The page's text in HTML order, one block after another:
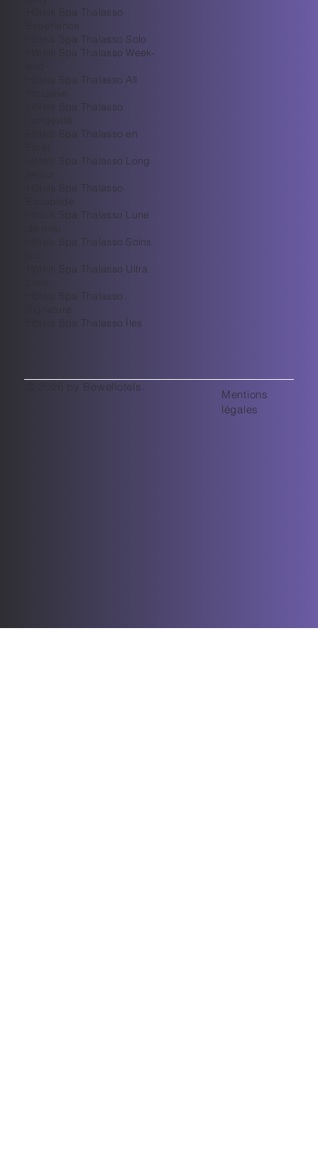
Hôtels Spa Thalasso
Expérience
Hôtels Spa Thalasso Solo
Hôtels Spa Thalasso Week-
Hôtels Spa Thalasso All
Hôtels Spa Thalasso
Hôtels Spa Thalasso en
Hôtels Spa Thalasso Long
Hôtels Spa Thalasso
Hôtels Spa Thalasso Lune
Hôtels Spa Thalasso Soins
Hôtels Spa Thalasso Ultra
​Hôtels Spa Thalasso
Hôtels Spa Thalasso Îles
© 2026 by Bewellotels.
Mentions
légales